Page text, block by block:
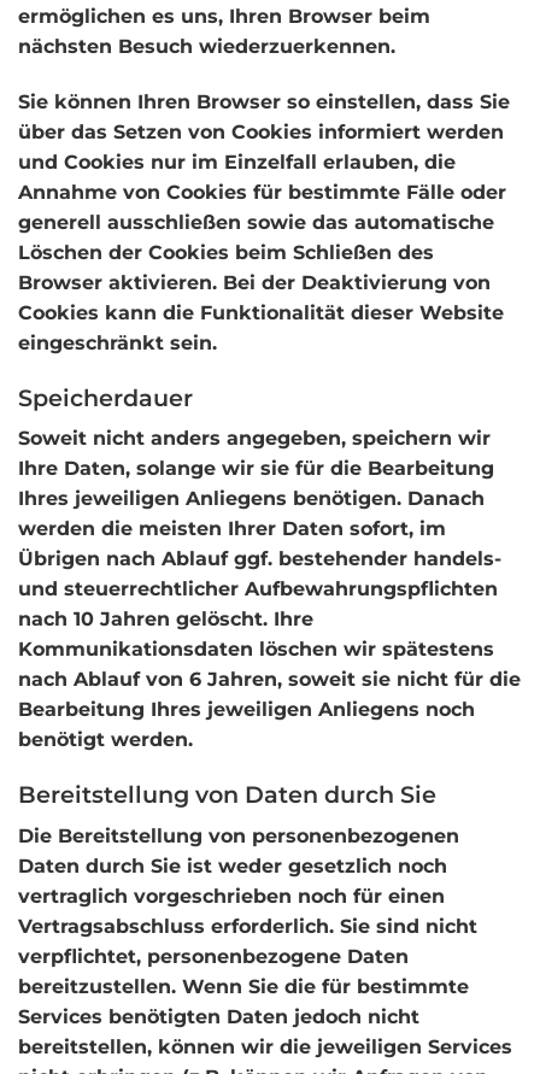
ermöglichen es uns, Ihren Browser beim
nächsten Besuch wiederzuerkennen.
Sie können Ihren Browser so einstellen, dass Sie
über das Setzen von Cookies informiert werden
und Cookies nur im Einzelfall erlauben, die
Annahme von Cookies für bestimmte Fälle oder
generell ausschließen sowie das automatische
Löschen der Cookies beim Schließen des
Browser aktivieren. Bei der Deaktivierung von
Cookies kann die Funktionalität dieser Website
eingeschränkt sein.
Speicherdauer
Soweit nicht anders angegeben, speichern wir
Ihre Daten, solange wir sie für die Bearbeitung
Ihres jeweiligen Anliegens benötigen. Danach
werden die meisten Ihrer Daten sofort, im
Übrigen nach Ablauf ggf. bestehender handels-
und steuerrechtlicher Aufbewahrungspflichten
nach 10 Jahren gelöscht. Ihre
Kommunikationsdaten löschen wir spätestens
nach Ablauf von 6 Jahren, soweit sie nicht für die
Bearbeitung Ihres jeweiligen Anliegens noch
benötigt werden.
Bereitstellung von Daten durch Sie
Die Bereitstellung von personenbezogenen
Daten durch Sie ist weder gesetzlich noch
vertraglich vorgeschrieben noch für einen
Vertragsabschluss erforderlich. Sie sind nicht
verpflichtet, personenbezogene Daten
bereitzustellen. Wenn Sie die für bestimmte
Services benötigten Daten jedoch nicht
bereitstellen, können wir die jeweiligen Services